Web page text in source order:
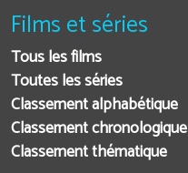
Films et séries
Tous les films
Toutes les séries
Classement alphabétique
Classement chronologique
Classement thématique